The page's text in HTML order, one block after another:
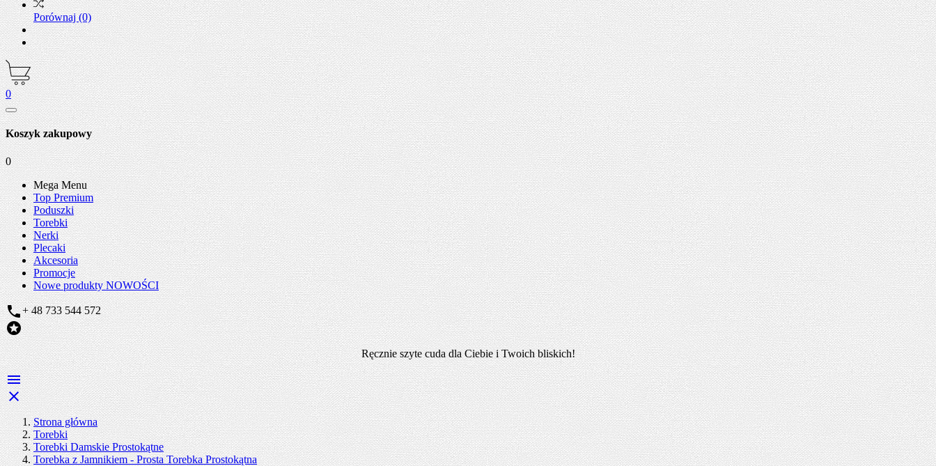
Porównaj(0)
0
Koszyk zakupowy
0
Mega Menu
Top Premium
Poduszki
Torebki
Nerki
Plecaki
Akcesoria
Promocje
Nowe produktyNOWOŚCI
+ 48 733 544 572

Ręcznie szyte cuda dla Ciebie i Twoich bliskich!


Strona główna
Torebki
Torebki Damskie Prostokątne
Torebka z Jamnikiem - Prosta Torebka Prostokątna